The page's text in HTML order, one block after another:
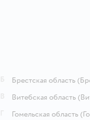
Брестская область
Витебская область
Гомельская область